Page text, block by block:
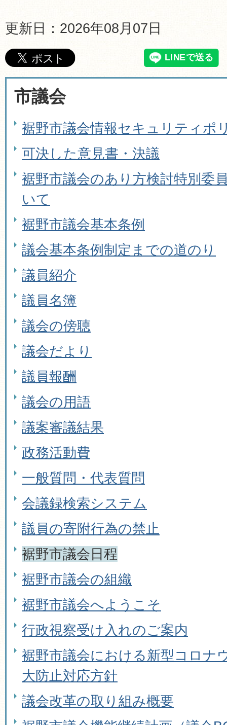
更新日：2026年08月07日
市議会
裾野市議会情報セキュリティポ
可決した意見書・決議
裾野市議会のあり方検討特別委
いて
裾野市議会基本条例
議会基本条例制定までの道のり
議員紹介
議員名簿
議会の傍聴
議会だより
議員報酬
議会の用語
議案審議結果
政務活動費
一般質問・代表質問
会議録検索システム
議員の寄附行為の禁止
裾野市議会日程
裾野市議会の組織
裾野市議会へようこそ
行政視察受け入れのご案内
裾野市議会における新型コロナ
大防止対応方針
議会改革の取り組み概要